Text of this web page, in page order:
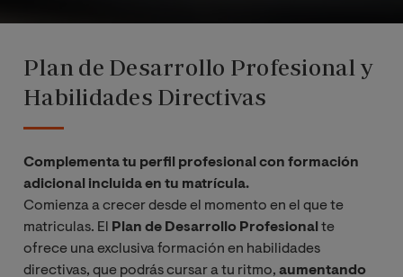
Plan de Desarrollo Profesional y
Habilidades Directivas
Complementa tu perfil profesional con formación
adicional incluida en tu matrícula.
Comienza a crecer desde el momento en el que te
matriculas. El Plan de Desarrollo Profesionalte
ofrece una exclusiva formación en habilidades
directivas, que podrás cursar a tu ritmo, aumentando